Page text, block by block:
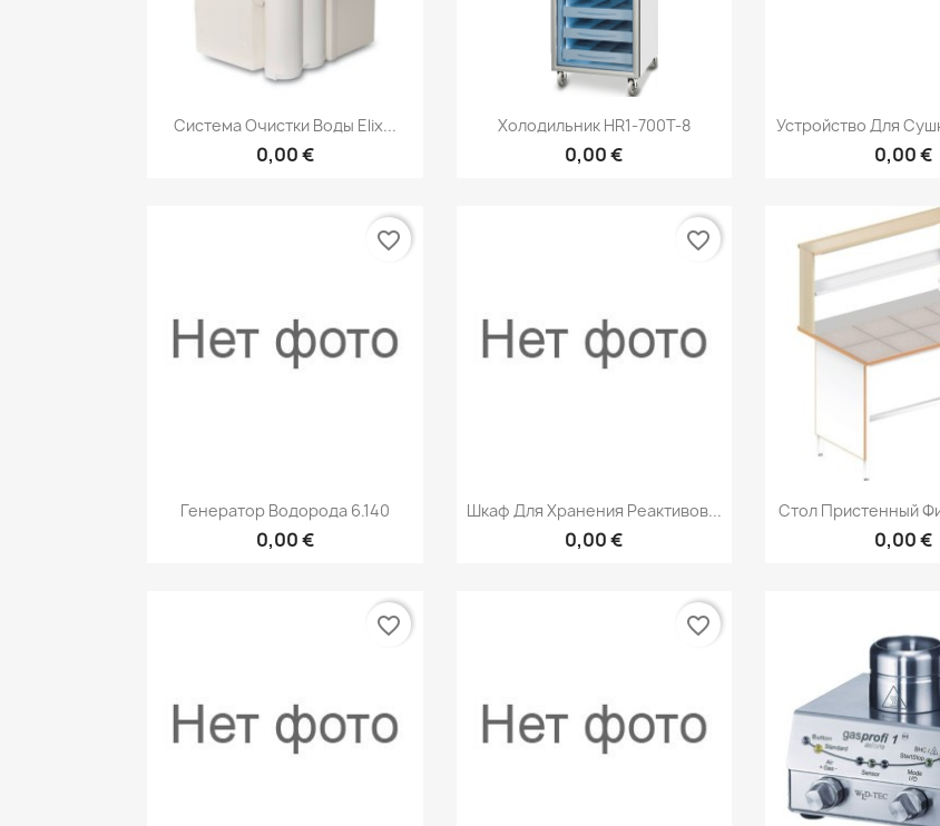
Быстрый просмотр
Система Очистки Воды Elix...
0,00 €
Быстрый просмотр
Холодильник HR1-700Т-8
0,00 €
Быстрый
Устройство Для
0,00 €
Быстрый просмотр
Генератор Водорода 6.140
0,00 €
favorite_border
Быстрый просмотр
Шкаф Для Хранения Реактивов...
0,00 €
favorite_border
Быстрый
Стол Пристенный
0,00 €
favorite_border favorite_border